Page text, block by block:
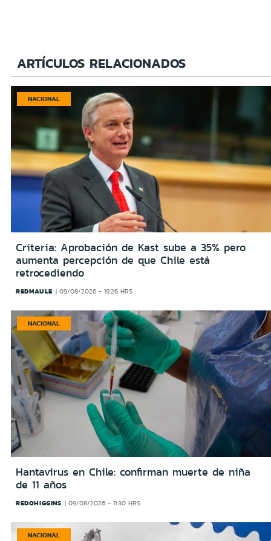
ARTÍCULOS RELACIONADOS
NACIONAL
Criteria: Aprobación de Kast sube a 35% pero
aumenta percepción de que Chile está
retrocediendo
REDMAULE 09/08/2026 - 19:26 HRS
NACIONAL
Hantavirus en Chile: confirman muerte de niña
de 11 años
REDOHIGGINS 09/08/2026 - 11:30 HRS
NACIONAL